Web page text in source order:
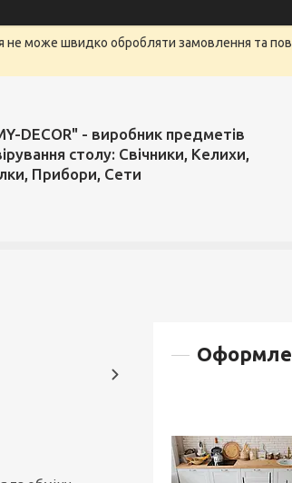
не може швидко обробляти замовлення та
DECOR" - виробник предметів
столу: Свічники, Келихи,
Прибори, Сети